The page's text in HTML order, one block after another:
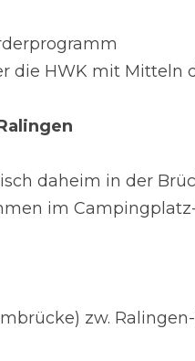
die HWK mit Mitteln
daheim in der
im
zw.